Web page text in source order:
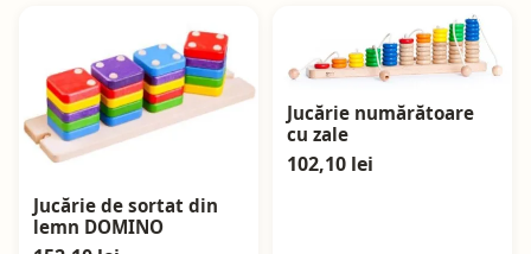
Jucărie de sortat din
lemn DOMINO
Jucărie numărătoare
cu zale
102,10 lei